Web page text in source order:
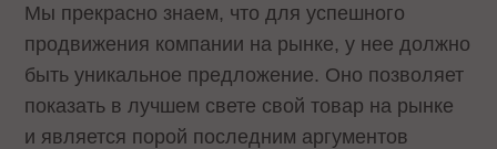
Мы прекрасно знаем, что для успешного
продвижения компании на рынке, у нее должно
быть уникальное предложение. Оно позволяет
показать в лучшем свете свой товар на рынке
и является порой последним аргументов